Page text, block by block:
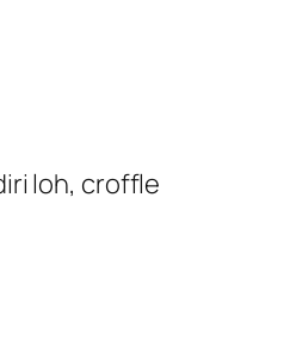
loh, croffle